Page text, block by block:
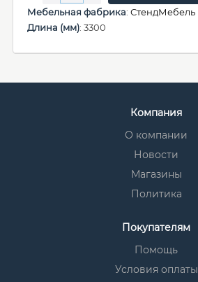
Мебельная фабрика: СтендМебель
Длина (мм): 3300
Компания
О компании
Новости
Магазины
Политика
Покупателям
Помощь
Условия оплаты